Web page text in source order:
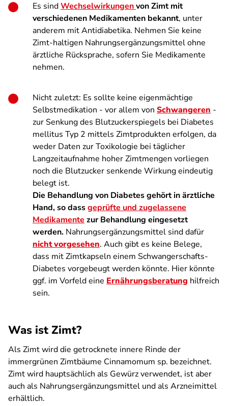
Es sindWechselwirkungenvon Zimt mit
verschiedenen Medikamenten bekannt, unter
anderem mit Antidiabetika. Nehmen Sie keine
Zimt-haltigen Nahrungsergänzungsmittel ohne
ärztliche Rücksprache, sofern Sie Medikamente
nehmen.
Nicht zuletzt: Es sollte keine eigenmächtige
Selbstmedikation - vor allem von Schwangeren -
zur Senkung des Blutzuckerspiegels bei Diabetes
mellitus Typ 2 mittels Zimtprodukten erfolgen, da
weder Daten zur Toxikologie bei täglicher
Langzeitaufnahme hoher Zimtmengen vorliegen
noch die Blutzucker senkende Wirkung eindeutig
belegt ist.
Die Behandlung von Diabetes gehört in ärztliche
Hand, so dassgeprüfte und zugelassene
Medikamente zur Behandlung eingesetzt
werden. Nahrungsergänzungsmittel sind dafür
nicht vorgesehen. Auch gibt es keine Belege,
dass mit Zimtkapseln einem Schwangerschafts-
Diabetes vorgebeugt werden könnte. Hier könnte
ggf. im Vorfeld eine Ernährungsberatung hilfreich
sein.
Was ist Zimt?
Als Zimt wird die getrocknete innere Rinde der
immergrünen Zimtbäume Cinnamomum sp. bezeichnet.
Zimt wird hauptsächlich als Gewürz verwendet, ist aber
auch als Nahrungsergänzungsmittel und als Arzneimittel
erhältlich.